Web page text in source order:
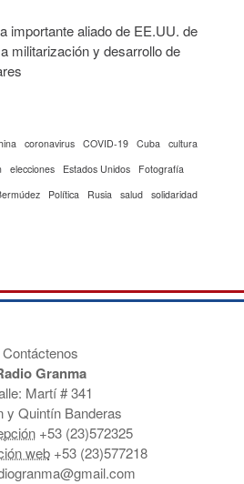
importante aliado de EE.UU. de
militarización y desarrollo de
coronavirus COVID-19 Cuba
cultura
elecciones Estados Unidos
Fotografía
Política Rusia salud solidaridad
Contáctenos
Granma
Martí # 341
y Quintín Banderas
+53 (23)572325
web+53 (23)577218